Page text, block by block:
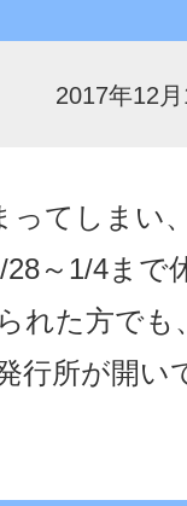
2017年12月
ってしまい
～1/4まで
れた方でも
行所が開い